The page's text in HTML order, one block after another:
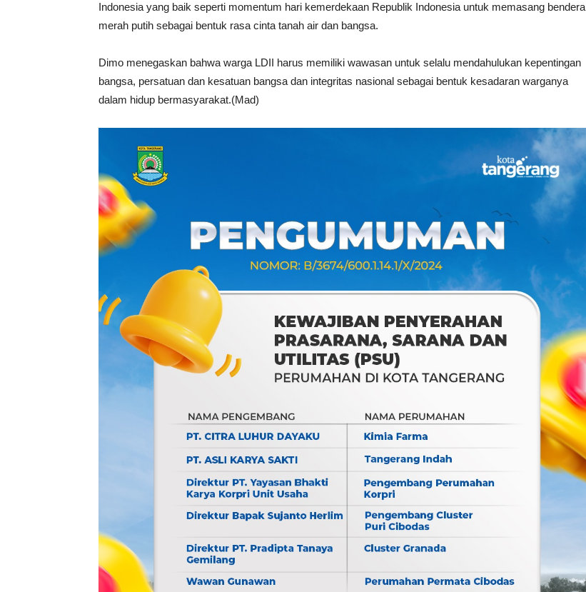
Indonesia yang baik seperti momentum hari kemerdekaan Republik Indonesia untuk memasang bendera
merah putih sebagai bentuk rasa cinta tanah air dan bangsa.
Dimo menegaskan bahwa warga LDII harus memiliki wawasan untuk selalu mendahulukan kepentingan
bangsa, persatuan dan kesatuan bangsa dan integritas nasional sebagai bentuk kesadaran warganya
dalam hidup bermasyarakat.(Mad)